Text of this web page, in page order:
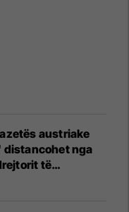
austriake
distancohet nga
të
Novak me